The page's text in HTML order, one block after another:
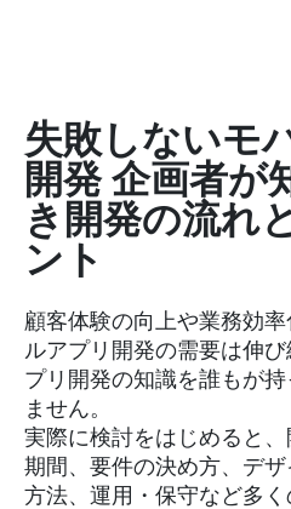
失敗しないモ
開発 企画者が
き開発の流れ
ント
顧客体験の向上や業務効
ルアプリ開発の需要は伸
プリ開発の知識を誰もが
ません。
実際に検討をはじめると
期間、要件の決め方、デ
方法、運用・保守など多